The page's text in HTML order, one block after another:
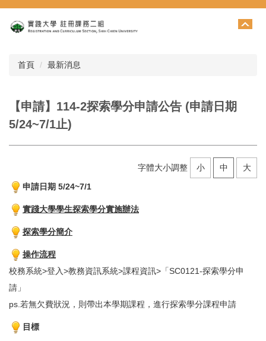
跳
到
主
首頁 最新消息
【申請】114-2探索學分申請公告 (申請日期
5/24~7/1止)
字體大小調整 小 中
大
申請日期 5/24~7/1
實踐大學學生探索學分實施辦法
探索學分簡介
操作流程
校務系統>登入>教務資訊系統>課程資訊>「SC0121-探索學分申
請」
ps.若無欠費狀況，則帶出本學期課程，進行探索學分課程申請
目標